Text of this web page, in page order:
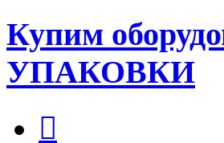
Купим
УПАКОВКИ